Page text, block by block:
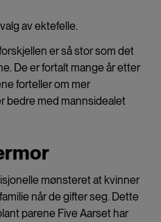
av ektefelle.
er så stor som det
De er fortalt mange år etter
forteller om mer
bedre med mannsidealet
mønsteret at kvinner
når de gifter seg. Dette
parene Five Aarset har